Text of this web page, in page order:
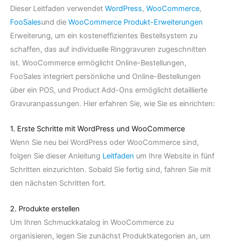
Dieser Leitfaden verwendet WordPress, WooCommerce,
FooSalesund die WooCommerce Produkt-Erweiterungen
Erweiterung, um ein kosteneffizientes Bestellsystem zu
schaffen, das auf individuelle Ringgravuren zugeschnitten
ist. WooCommerce ermöglicht Online-Bestellungen,
FooSales integriert persönliche und Online-Bestellungen
über ein POS, und Product Add-Ons ermöglicht detaillierte
Gravuranpassungen. Hier erfahren Sie, wie Sie es einrichten:
1. Erste Schritte mit WordPress und WooCommerce
Wenn Sie neu bei WordPress oder WooCommerce sind,
folgen Sie dieser Anleitung Leitfaden um Ihre Website in fünf
Schritten einzurichten. Sobald Sie fertig sind, fahren Sie mit
den nächsten Schritten fort.
2. Produkte erstellen
Um Ihren Schmuckkatalog in WooCommerce zu
organisieren, legen Sie zunächst Produktkategorien an, um